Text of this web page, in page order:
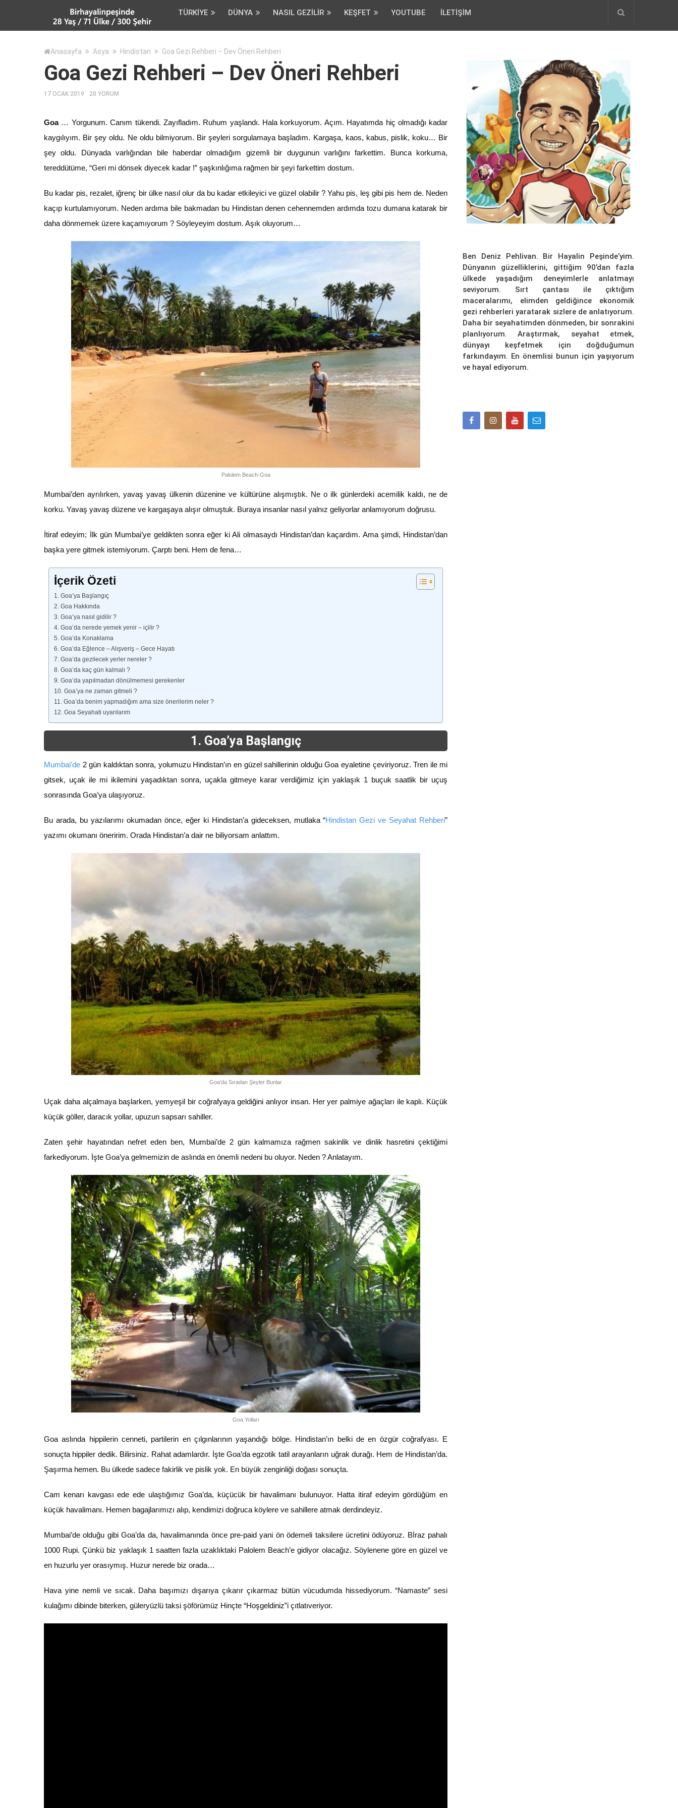
TÜRKIYE DÜNYA NASIL GEZILIR KEŞFET YOUTUBE İLETIŞIM
Anasayfa Asya Hindistan Goa Gezi Rehberi – Dev Öneri Rehberi
Goa Gezi Rehberi – Dev Öneri Rehberi
17 OCAK 2019 20 YORUM
Goa … Yorgunum. Canım tükendi. Zayıfladım. Ruhum yaşlandı. Hala korkuyorum. Açım. Hayatımda hiç olmadığı kadar
kaygılıyım. Bir şey oldu. Ne oldu bilmiyorum. Bir şeyleri sorgulamaya başladım. Kargaşa, kaos, kabus, pislik, koku… Bir
şey oldu. Dünyada varlığından bile haberdar olmadığım gizemli bir duygunun varlığını farkettim. Bunca korkuma,
tereddütüme, “Geri mi dönsek diyecek kadar !” şaşkınlığıma rağmen bir şeyi farkettim dostum.
Bu kadar pis, rezalet, iğrenç bir ülke nasıl olur da bu kadar etkileyici ve güzel olabilir ? Yahu pis, leş gibi pis hem de. Neden
kaçıp kurtulamıyorum. Neden ardıma bile bakmadan bu Hindistan denen cehennemden ardımda tozu dumana katarak bir
daha dönmemek üzere kaçamıyorum ? Söyleyeyim dostum. Aşık oluyorum…
Palolem Beach-Goa
Mumbai’den ayrılırken, yavaş yavaş ülkenin düzenine ve kültürüne alışmıştık. Ne o ilk günlerdeki acemilik kaldı, ne de
korku. Yavaş yavaş düzene ve kargaşaya alışır olmuştuk. Buraya insanlar nasıl yalnız geliyorlar anlamıyorum doğrusu.
İtiraf edeyim; İlk gün Mumbai’ye geldikten sonra eğer ki Ali olmasaydı Hindistan’dan kaçardım. Ama şimdi, Hindistan’dan
başka yere gitmek istemiyorum. Çarptı beni. Hem de fena…
İçerik Özeti
1. Goa’ya Başlangıç
2. Goa Hakkında
3. Goa’ya nasıl gidilir ?
4. Goa’da nerede yemek yenir – içilir ?
5. Goa’da Konaklama
6. Goa’da Eğlence – Alışveriş – Gece Hayatı
7. Goa’da gezilecek yerler nereler ?
8. Goa’da kaç gün kalmalı ?
9. Goa’da yapılmadan dönülmemesi gerekenler
10. Goa’ya ne zaman gitmeli ?
11. Goa’da benim yapmadığım ama size önerilerim neler ?
12. Goa Seyahati uyarılarım
1. Goa’ya Başlangıç
Mumbai’de 2 gün kaldıktan sonra, yolumuzu Hindistan’ın en güzel sahillerinin olduğu Goa eyaletine çeviriyoruz. Tren ile mi
gitsek, uçak ile mi ikilemini yaşadıktan sonra, uçakla gitmeye karar verdiğimiz için yaklaşık 1 buçuk saatlik bir uçuş
sonrasında Goa’ya ulaşıyoruz.
Bu arada, bu yazılarımı okumadan önce, eğer ki Hindistan’a gideceksen, mutlaka “Hindistan Gezi ve Seyahat Rehberi”
yazımı okumanı öneririm. Orada Hindistan’a dair ne biliyorsam anlattım.
Goa’da Sıradan Şeyler Bunlar
Uçak daha alçalmaya başlarken, yemyeşil bir coğrafyaya geldiğini anlıyor insan. Her yer palmiye ağaçları ile kaplı. Küçük
küçük göller, daracık yollar, upuzun sapsarı sahiller.
Zaten şehir hayatından nefret eden ben, Mumbai’de 2 gün kalmamıza rağmen sakinlik ve dinlik hasretini çektiğimi
farkediyorum. İşte Goa’ya gelmemizin de aslında en önemli nedeni bu oluyor. Neden ? Anlatayım.
Goa Yolları
Goa aslında hippilerin cenneti, partilerin en çılgınlarının yaşandığı bölge. Hindistan’ın belki de en özgür coğrafyası. E
sonuçta hippiler dedik. Bilirsiniz. Rahat adamlardır. İşte Goa’da egzotik tatil arayanların uğrak durağı. Hem de Hindistan’da.
Şaşırma hemen. Bu ülkede sadece fakirlik ve pislik yok. En büyük zenginliği doğası sonuçta.
Cam kenarı kavgası ede ede ulaştığımız Goa’da, küçücük bir havalimanı bulunuyor. Hatta itiraf edeyim gördüğüm en
küçük havalimanı. Hemen bagajlarımızı alıp, kendimizi doğruca köylere ve sahillere atmak derdindeyiz.
Mumbai’de olduğu gibi Goa’da da, havalimanında önce pre-paid yani ön ödemeli taksilere ücretini ödüyoruz. Bİraz pahalı
1000 Rupi. Çünkü biz yaklaşık 1 saatten fazla uzaklıktaki Palolem Beach’e gidiyor olacağız. Söylenene göre en güzel ve
en huzurlu yer orasıymış. Huzur nerede biz orada…
Hava yine nemli ve sıcak. Daha başımızı dışarıya çıkarır çıkarmaz bütün vücudumda hissediyorum. “Namaste” sesi
kulağımı dibinde biterken, güleryüzlü taksi şöförümüz Hinçte “Hoşgeldiniz”i çıtlatıveriyor.
Ben Deniz Pehlivan. Bir Hayalin Peşinde’yim.
Dünyanın güzelliklerini, gittiğim 90’dan fazla
ülkede yaşadığım deneyimlerle anlatmayı
seviyorum. Sırt çantası ile çıktığım
maceralarımı, elimden geldiğince ekonomik
gezi rehberleri yaratarak sizlere de anlatıyorum.
Daha bir seyahatimden dönmeden, bir sonrakini
planlıyorum. Araştırmak, seyahat etmek,
dünyayı keşfetmek için doğduğumun
farkındayım. En önemlisi bunun için yaşıyorum
ve hayal ediyorum.